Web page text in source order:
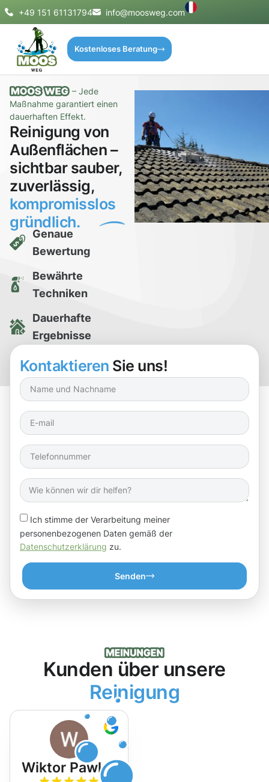
+49 151 61131794 info@moosweg.com
Kostenloses Beratung
– Jede
Maßnahme garantiert einen
dauerhaften Effekt.
Reinigung von
Außenflächen –
sichtbar sauber,
zuverlässig,
kompromisslos
gründlich.
Genaue
Bewertung
Bewährte
Techniken
Dauerhafte
Ergebnisse
Kostenlose
Reinigungsprobe
Kontaktieren Sie uns!
Ich stimme der Verarbeitung meiner
personenbezogenen Daten gemäß der
Datenschutzerklärung zu.
Senden
Kunden über unsere
Reinigung
Wiktor Pawlak